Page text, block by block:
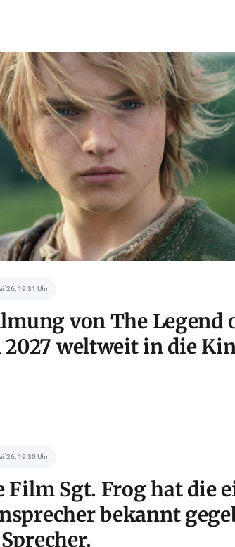
'26, 19:31 Uhr
von The Legend
weltweit in die
'26, 19:30 Uhr
Film Sgt. Frog hat die
bekannt